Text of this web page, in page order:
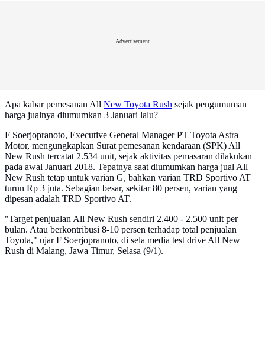
Advertisement
Apa kabar pemesanan All New Toyota Rush sejak pengumuman
harga jualnya diumumkan 3 Januari lalu?
F Soerjopranoto, Executive General Manager PT Toyota Astra
Motor, mengungkapkan Surat pemesanan kendaraan (SPK) All
New Rush tercatat 2.534 unit, sejak aktivitas pemasaran dilakukan
pada awal Januari 2018. Tepatnya saat diumumkan harga jual All
New Rush tetap untuk varian G, bahkan varian TRD Sportivo AT
turun Rp 3 juta. Sebagian besar, sekitar 80 persen, varian yang
dipesan adalah TRD Sportivo AT.
"Target penjualan All New Rush sendiri 2.400 - 2.500 unit per
bulan. Atau berkontribusi 8-10 persen terhadap total penjualan
Toyota," ujar F Soerjopranoto, di sela media test drive All New
Rush di Malang, Jawa Timur, Selasa (9/1).